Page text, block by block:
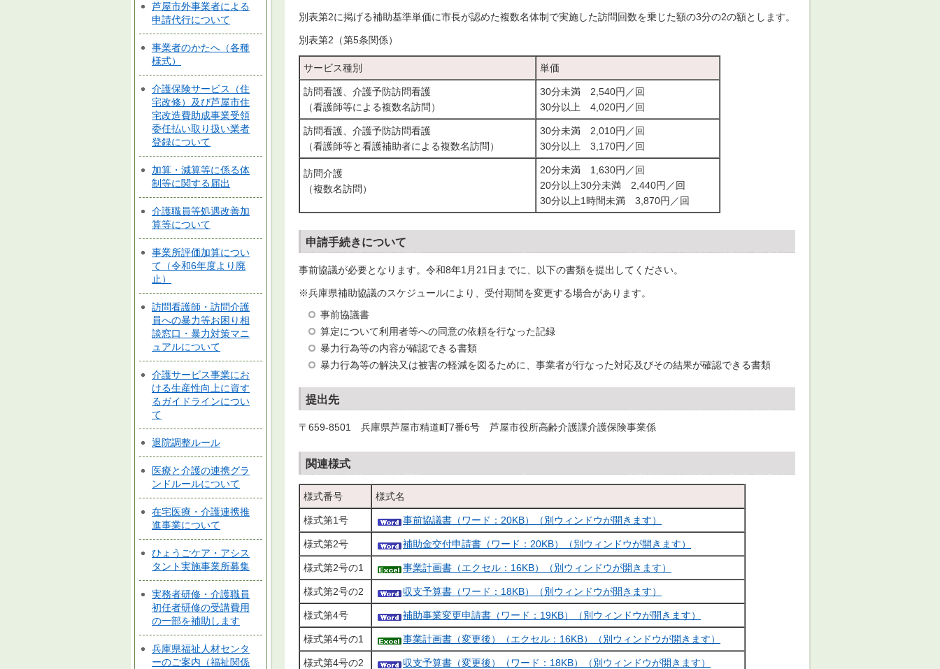
芦屋市外事業者による
申請代行について
事業者のかたへ（各種
様式）
介護保険サービス（住
宅改修）及び芦屋市住
宅改造費助成事業受領
委任払い取り扱い業者
登録について
加算・減算等に係る体
制等に関する届出
介護職員等処遇改善加
算等について
事業所評価加算につい
て（令和6年度より廃
止）
訪問看護師・訪問介護
員への暴力等お困り相
談窓口・暴力対策マニ
ュアルについて
介護サービス事業にお
ける生産性向上に資す
るガイドラインについ
て
退院調整ルール
医療と介護の連携グラ
ンドルールについて
在宅医療・介護連携推
進事業について
ひょうごケア・アシス
タント実施事業所募集
実務者研修・介護職員
初任者研修の受講費用
の一部を補助します
兵庫県福祉人材センタ
ーのご案内（福祉関係
別表第2に掲げる補助基準単価に市長が認めた複数名体制で実施した訪問回数を乗じた額の3分の2の額とします。
別表第2（第5条関係）
サービス種別 単価
訪問看護、介護予防訪問看護
（看護師等による複数名訪問）
30分未満 2,540円／回
30分以上 4,020円／回
訪問看護、介護予防訪問看護
（看護師等と看護補助者による複数名訪問）
30分未満 2,010円／回
30分以上 3,170円／回
訪問介護
（複数名訪問）
20分未満 1,630円／回
20分以上30分未満 2,440円／回
30分以上1時間未満 3,870円／回
申請手続きについて
事前協議が必要となります。令和8年1月21日までに、以下の書類を提出してください。
※兵庫県補助協議のスケジュールにより、受付期間を変更する場合があります。
事前協議書
算定について利用者等への同意の依頼を行なった記録
暴力行為等の内容が確認できる書類
暴力行為等の解決又は被害の軽減を図るために、事業者が行なった対応及びその結果が確認できる書類
提出先
〒659-8501 兵庫県芦屋市精道町7番6号 芦屋市役所高齢介護課介護保険事業係
関連様式
様式番号 様式名
様式第1号 事前協議書（ワード：20KB）（別ウィンドウが開きます）
様式第2号 補助金交付申請書（ワード：20KB）（別ウィンドウが開きます）
様式第2号の1 事業計画書（エクセル：16KB）（別ウィンドウが開きます）
様式第2号の2 収支予算書（ワード：18KB）（別ウィンドウが開きます）
様式第4号 補助事業変更申請書（ワード：19KB）（別ウィンドウが開きます）
様式第4号の1 事業計画書（変更後）（エクセル：16KB）（別ウィンドウが開きます）
様式第4号の2 収支予算書（変更後）（ワード：18KB）（別ウィンドウが開きます）